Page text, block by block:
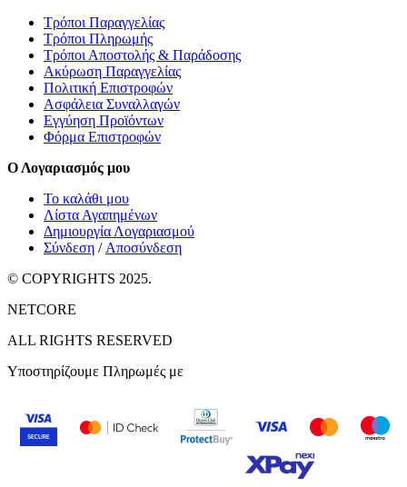
Τρόποι Παραγγελίας
Τρόποι Πληρωμής
Τρόποι Αποστολής & Παράδοσης
Ακύρωση Παραγγελίας
Πολιτική Επιστροφών
Ασφάλεια Συναλλαγών
Εγγύηση Προϊόντων
Φόρμα Επιστροφών
Ο Λογαριασμός μου
Το καλάθι μου
Λίστα Αγαπημένων
Δημιουργία Λογαριασμού
Σύνδεση / Αποσύνδεση
© COPYRIGHTS 2025.
NETCORE
ALL RIGHTS RESERVED
Υποστηρίζουμε Πληρωμές με